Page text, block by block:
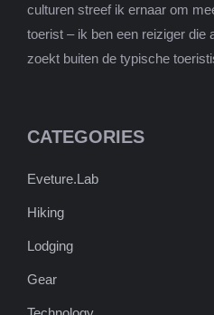
culturen streef ik ernaar om
toerist – ik ben een reiziger die
zoekt buiten de typische
CATEGORIES
Eveture.Lab
Hiking
Lodging
Gear